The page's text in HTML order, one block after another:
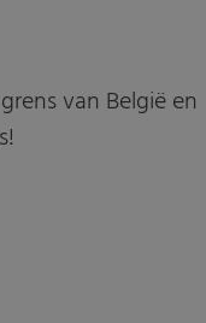
van België en